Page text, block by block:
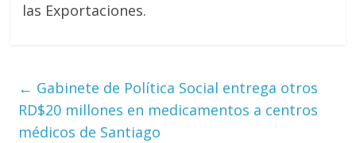
las Exportaciones.
← Gabinete de Política Social entrega otros
RD$20 millones en medicamentos a centros
médicos de Santiago